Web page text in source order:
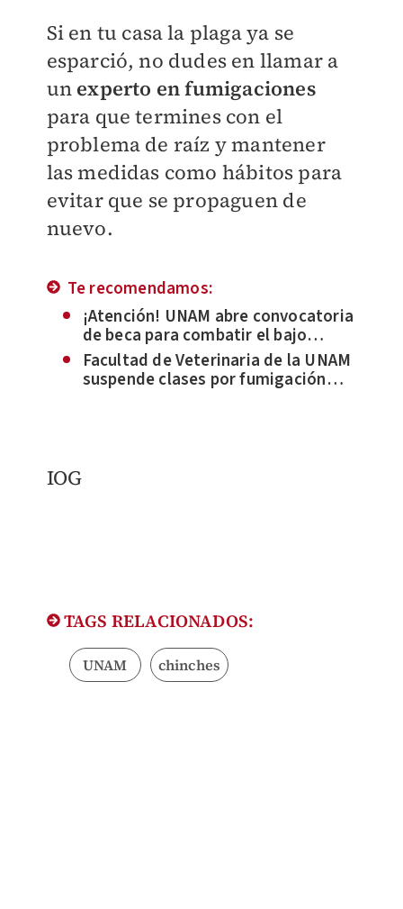
Si en tu casa la plaga ya se
esparció, no dudes en llamar a
un experto en fumigaciones
para que termines con el
problema de raíz y mantener
las medidas como hábitos para
evitar que se propaguen de
nuevo.
Te recomendamos:
¡Atención! UNAM abre convocatoria
de beca para combatir el bajo
rendimiento académico
Facultad de Veterinaria de la UNAM
suspende clases por fumigación
IOG
TAGS RELACIONADOS:
UNAM chinches